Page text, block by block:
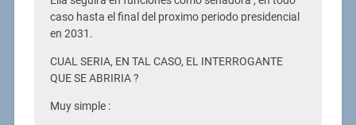
caso hasta el final del proximo periodo presidencial
en 2031.
CUAL SERIA, EN TAL CASO, EL INTERROGANTE
QUE SE ABRIRIA ?
Muy simple :